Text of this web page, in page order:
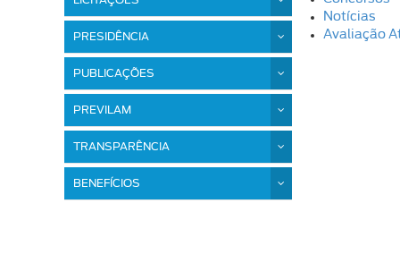
PRESIDÊNCIA
PUBLICAÇÕES
PREVILAM
TRANSPARÊNCIA
BENEFÍCIOS
Notícias
Avaliação